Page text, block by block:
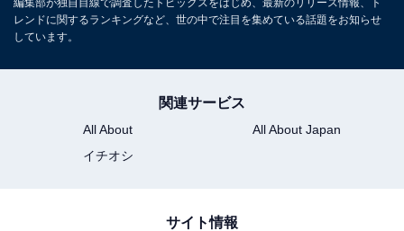
レンドに関するランキングなど、世の中で注目を集めている話題をお知らせ
しています。
関連サービス
All About
All About Japan
イチオシ
サイト情報